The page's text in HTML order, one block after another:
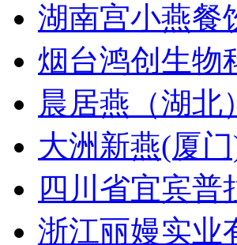
湖南宫小燕餐
烟台鸿创生物
晨居燕（湖北
大洲新燕(厦
四川省宜宾普
浙江丽嫚实业